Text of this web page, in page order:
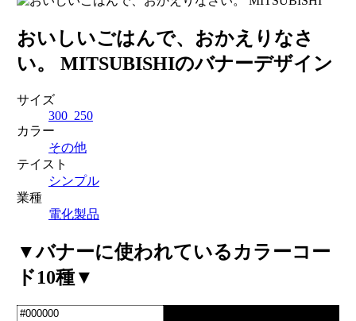
おいしいごはんで、おかえりなさ
い。 MITSUBISHIのバナーデザイン
サイズ
300_250
カラー
その他
テイスト
シンプル
業種
電化製品
▼バナーに使われているカラーコー
ド10種▼